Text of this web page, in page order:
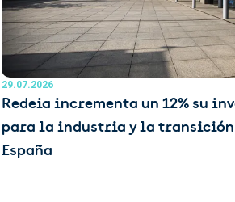
29.07.2026
Redeia incrementa un 12% su
para la industria y la transición
España